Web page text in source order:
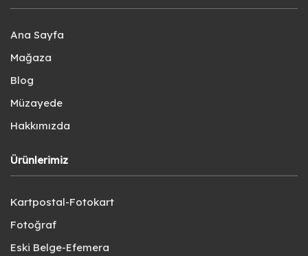
Ana Sayfa
Mağaza
Blog
Müzayede
Hakkımızda
Ürünlerimiz
Kartpostal-Fotokart
Fotoğraf
Eski Belge-Efemera